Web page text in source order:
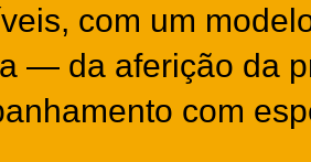
com um
— da aferição da
com